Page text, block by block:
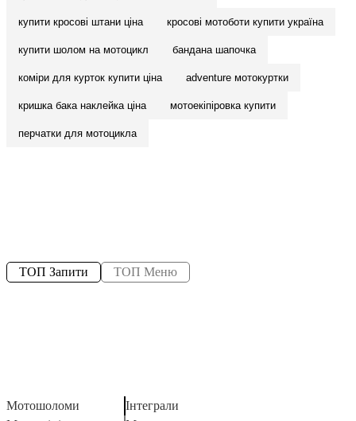
купити кросові штани ціна кросові мотоботи купити україна
купити шолом на мотоцикл бандана шапочка
коміри для курток купити ціна adventure мотокуртки
кришка бака наклейка ціна мотоекіпіровка купити
перчатки для мотоцикла
ТОП Запити ТОП Меню
Мотошоломи
Інтеграли